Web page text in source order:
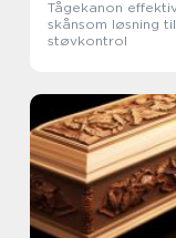
Tågekanon effektiv og
skånsom løsning til
støvkontrol